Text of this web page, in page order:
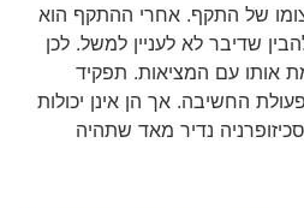
של התקף. אחרי ההתקף הוא
שדיבר לא לעניין למשל. לכן
אותו עם המציאות. תפקיד
החשיבה. אך הן אינן יכולות
נדיר מאד שתהיה